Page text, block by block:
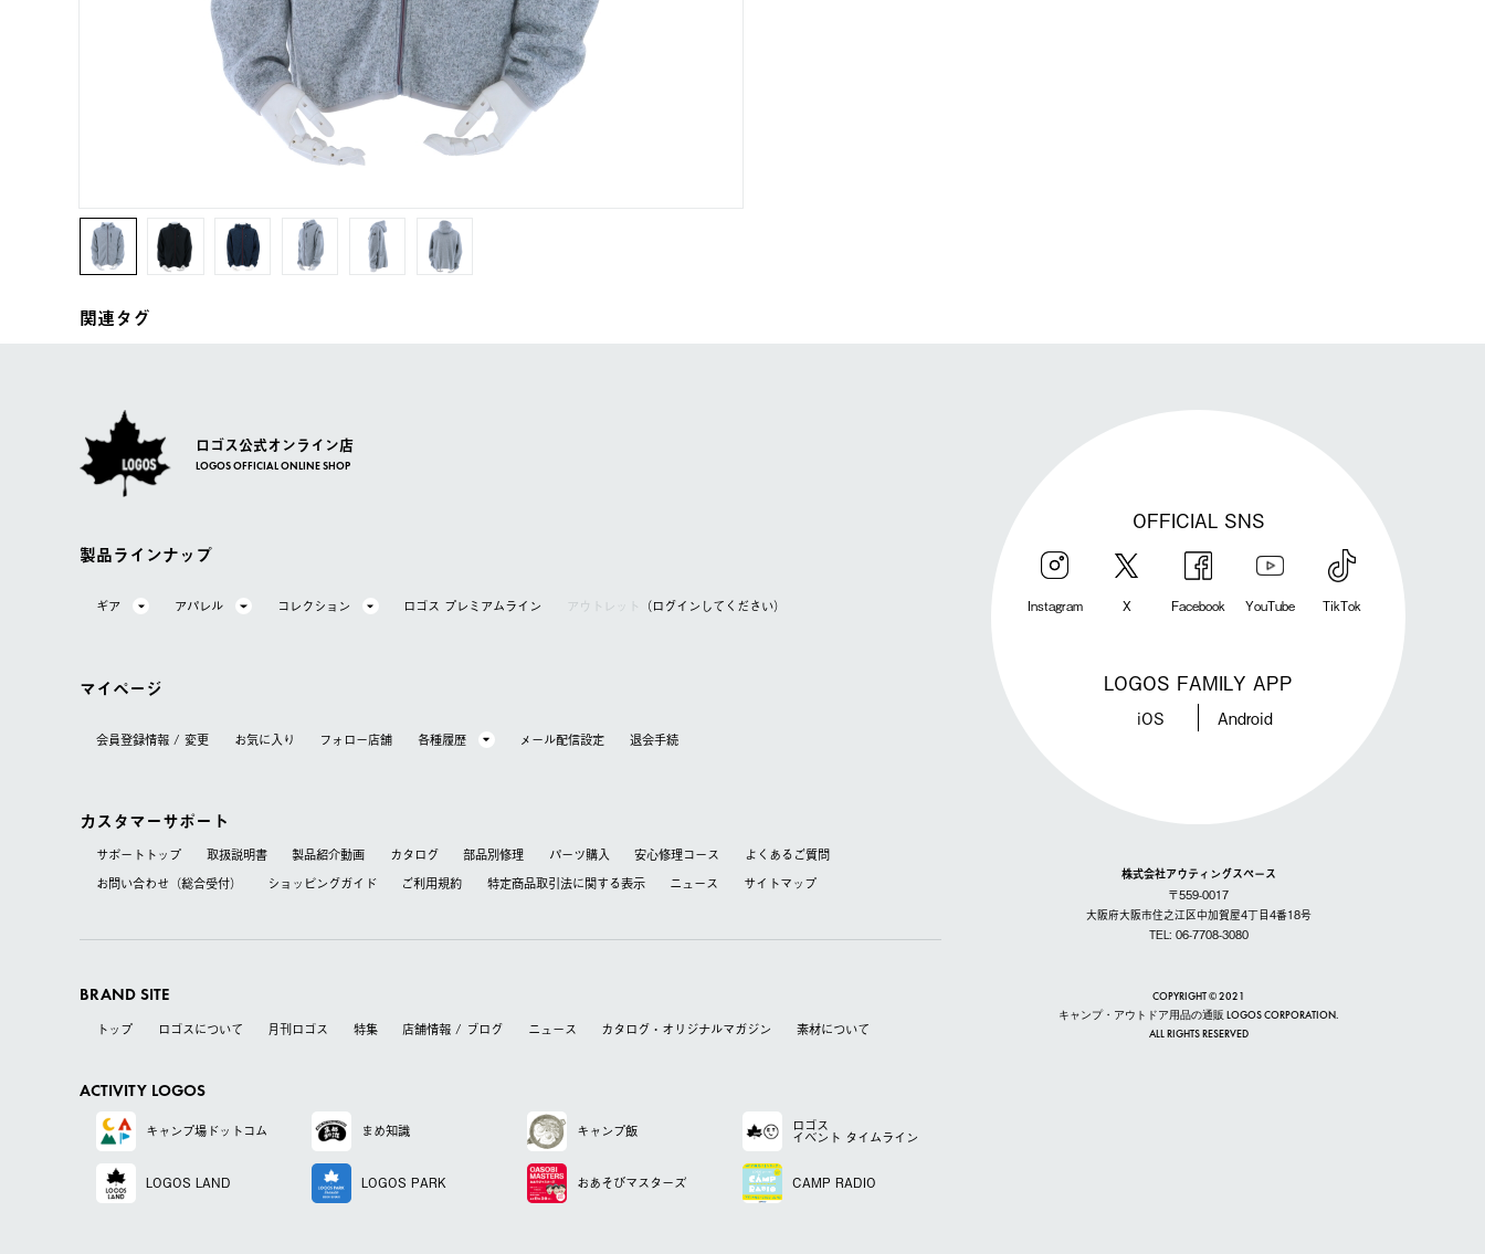
関連タグ
ロゴス公式オンライン店
LOGOS OFFICIAL ONLINE SHOP
製品ラインナップ
ギア アパレル コレクション ロゴス プレミアムライン アウトレット （ログインしてください）
マイページ
会員登録情報 / 変更 お気に⼊り フォロー店舗 各種履歴 メール配信設定 退会⼿続
カスタマーサポート
サポートトップ 取扱説明書 製品紹介動画 カタログ 部品別修理 パーツ購入 安心修理コース
よくあるご質問
お問い合わせ（総合受付）
ショッピングガイド ご利用規約 特定商品取引法に関する表⽰ ニュース サイトマップ
BRAND SITE
トップ ロゴスについて 月刊ロゴス 特集 店舗情報 / ブログ ニュース カタログ・オリジナルマガジン 素材について
ACTIVITY LOGOS
キャンプ場ドットコム まめ知識 キャンプ飯 ロゴス
イベント タイムライン
LOGOS LAND LOGOS PARK おあそびマスターズ CAMP RADIO
OFFICIAL SNS
Instagram X Facebook YouTube TikTok
LOGOS FAMILY APP
iOS Android
株式会社アウティングスペース
〒559-0017
大阪府大阪市住之江区中加賀屋4丁目4番18号
TEL: 06-7708-3080
COPYRIGHT © 2021
キャンプ・アウトドア用品の通販 LOGOS CORPORATION.
ALL RIGHTS RESERVED